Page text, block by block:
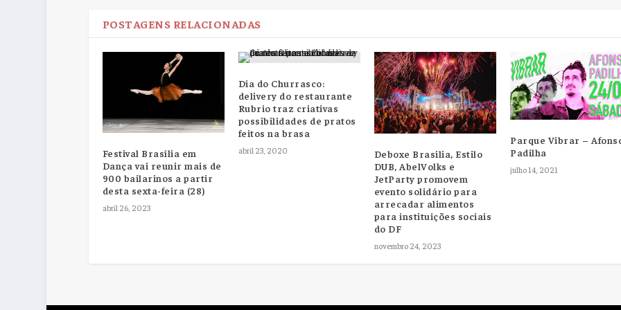
POSTAGENS RELACIONADAS
Festival Brasília em
Dança vai reunir mais de
900 bailarinos a partir
desta sexta-feira (28)
abril 26, 2023
Dia do Churrasco:
delivery do restaurante
Rubrio traz criativas
possibilidades de pratos
feitos na brasa
abril 23, 2020
Deboxe Brasilia, Estilo
DUB, AbelVolks e
JetParty promovem
evento solidário para
arrecadar alimentos
para instituições sociais
do DF
novembro 24, 2023
Parque Vibrar –
Padilha
julho 14, 2021